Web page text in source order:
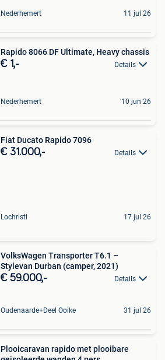
Nederhemert 11 jul 26
Rapido 8066 DF Ultimate, Heavy chassis
€ 1,- Details
Nederhemert 10 jun 26
Fiat Ducato Rapido 7096
€ 31.000,- Details
Lochristi 17 jul 26
VolksWagen Transporter T6.1 –
Stylevan Durban (camper, 2021)
€ 59.000,- Details
Oudenaarde+Deel Ooike 31 jul 26
Plooicaravan rapido met plooibare